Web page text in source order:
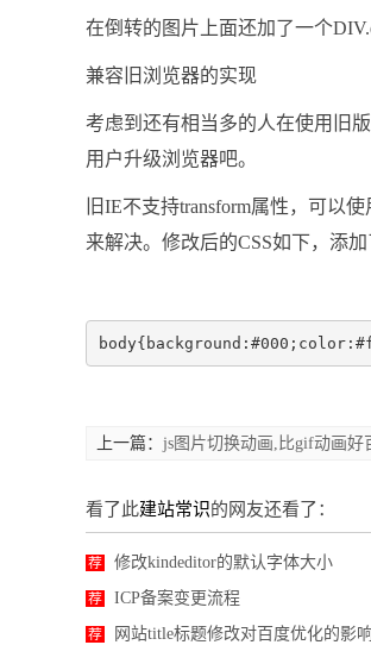
在倒转的图片上面还加了一个
兼容旧浏览器的实现
考虑到还有相当多的人在使用旧
用户升级浏览器吧。
旧IE不支持transform属性，可以
来解决。修改后的CSS如下，添
上一篇： js图片切换动画,比gif动画好
看了此建站常识的网友还看了：
荐 修改kindeditor的默认字体大小
荐 ICP备案变更流程
荐 网站title标题修改对百度优化的影响